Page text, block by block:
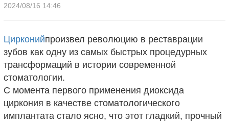
2024/08/16 14:46
Цирконийпроизвел революцию в реставрации
зубов как одну из самых быстрых процедурных
трансформаций в истории современной
стоматологии.
С момента первого применения диоксида
циркония в качестве стоматологического
имплантата стало ясно, что этот гладкий, прочный